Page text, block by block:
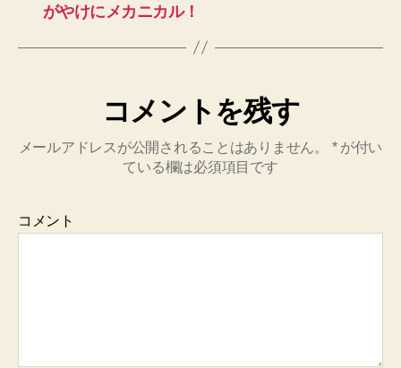
がやけにメカニカル！
コメントを残す
メールアドレスが公開されることはありません。 *が付い
ている欄は必須項目です
コメント